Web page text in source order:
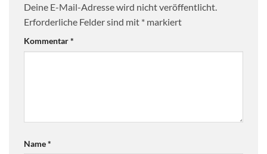
Deine E-Mail-Adresse wird nicht veröffentlicht.
Erforderliche Felder sind mit * markiert
Kommentar*
Name*